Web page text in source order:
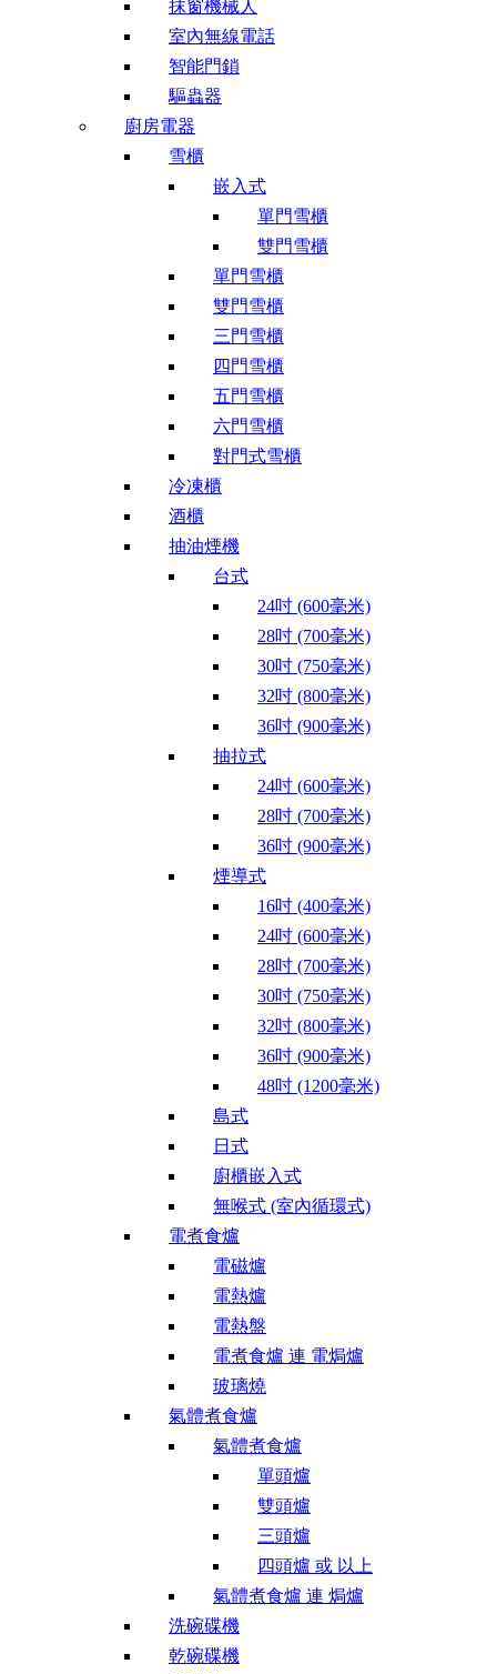
抹窗機械人
室內無線電話
智能門鎖
驅蟲器
廚房電器
雪櫃
嵌入式
單門雪櫃
雙門雪櫃
單門雪櫃
雙門雪櫃
三門雪櫃
四門雪櫃
五門雪櫃
六門雪櫃
對門式雪櫃
冷凍櫃
酒櫃
抽油煙機
台式
24吋 (600毫米)
28吋 (700毫米)
30吋 (750毫米)
32吋 (800毫米)
36吋 (900毫米)
抽拉式
24吋 (600毫米)
28吋 (700毫米)
36吋 (900毫米)
煙導式
16吋 (400毫米)
24吋 (600毫米)
28吋 (700毫米)
30吋 (750毫米)
32吋 (800毫米)
36吋 (900毫米)
48吋 (1200毫米)
島式
日式
廚櫃嵌入式
無喉式 (室內循環式)
電煮食爐
電磁爐
電熱爐
電熱盤
電煮食爐 連 電焗爐
玻璃燒
氣體煮食爐
氣體煮食爐
單頭爐
雙頭爐
三頭爐
四頭爐 或 以上
氣體煮食爐 連 焗爐
洗碗碟機
乾碗碟機